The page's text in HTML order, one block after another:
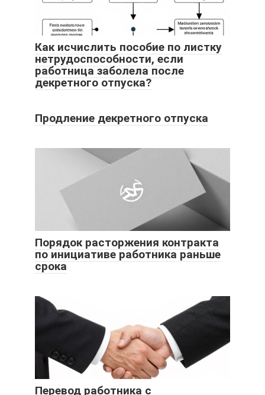
Как исчислить пособие по листку
нетрудоспособности, если
работница заболела после
декретного отпуска?
Продление декретного отпуска
Порядок расторжения контракта
по инициативе работника раньше
срока
Перевод работника с